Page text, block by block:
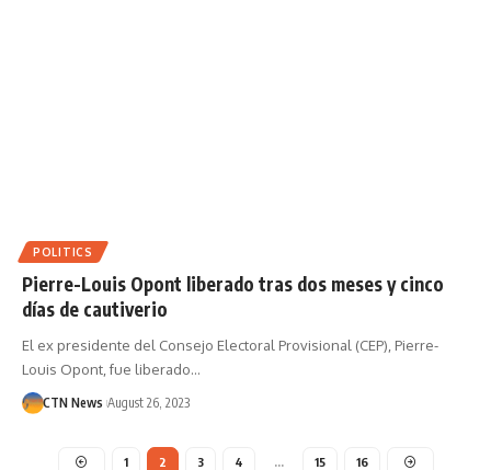
POLITICS
Pierre-Louis Opont liberado tras dos meses y cinco
días de cautiverio
El ex presidente del Consejo Electoral Provisional (CEP), Pierre-
Louis Opont, fue liberado…
CTN News August 26, 2023
1 2 3 4 … 15 16